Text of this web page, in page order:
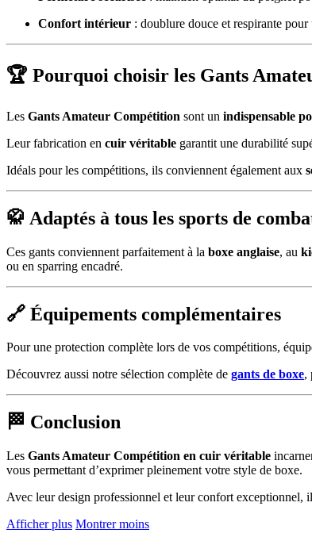
Confort intérieur : doublure douce et respirante
🏆 Pourquoi choisir les Gants
Les Gants Amateur Compétition sont un indispensable
Leur fabrication en cuir véritable garantit une durabilité
Idéals pour les compétitions, ils conviennent également aux
🥋 Adaptés à tous les sports de
Ces gants conviennent parfaitement à la boxe anglaise, au
ou en sparring encadré.
🔗 Équipements complémentaires
Pour une protection complète lors de vos compétitions,
Découvrez aussi notre sélection complète de gants de boxe,
🏁 Conclusion
Les Gants Amateur Compétition en cuir véritable
vous permettant d’exprimer pleinement votre style de boxe.
Avec leur design professionnel et leur confort
Afficher plus Montrer moins